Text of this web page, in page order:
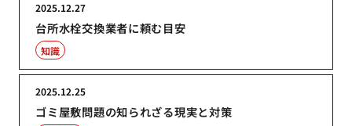
台所水栓交換業者に頼む目安
2025.12.27
知識
ゴミ屋敷問題の知られざる現実と対策
2025.12.25